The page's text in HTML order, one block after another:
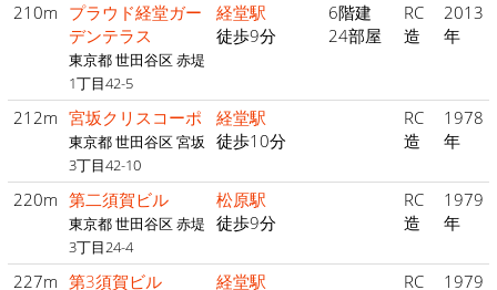
210m プラウド経堂ガー
デンテラス
東京都 世田谷区 赤堤
1丁目42-5
経堂駅
徒歩9分
6階建
24部屋
RC
造
2013
年
212m 宮坂クリスコーポ
東京都 世田谷区 宮坂
3丁目42-10
経堂駅
徒歩10分
RC
造
1978
年
220m 第二須賀ビル
東京都 世田谷区 赤堤
3丁目24-4
松原駅
徒歩9分
RC
造
1979
年
227m 第3須賀ビル
経堂駅
RC
1979